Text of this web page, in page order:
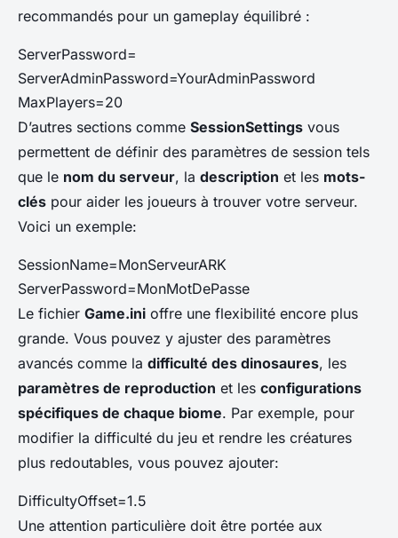
recommandés pour un gameplay équilibré :
ServerPassword=
ServerAdminPassword=YourAdminPassword
MaxPlayers=20
D’autres sections comme SessionSettings vous
permettent de définir des paramètres de session tels
que le nom du serveur, la description et les mots-
clés pour aider les joueurs à trouver votre serveur.
Voici un exemple:
SessionName=MonServeurARK
ServerPassword=MonMotDePasse
Le fichier Game.ini offre une flexibilité encore plus
grande. Vous pouvez y ajuster des paramètres
avancés comme la difficulté des dinosaures, les
paramètres de reproduction et les configurations
spécifiques de chaque biome. Par exemple, pour
modifier la difficulté du jeu et rendre les créatures
plus redoutables, vous pouvez ajouter:
DifficultyOffset=1.5
Une attention particulière doit être portée aux